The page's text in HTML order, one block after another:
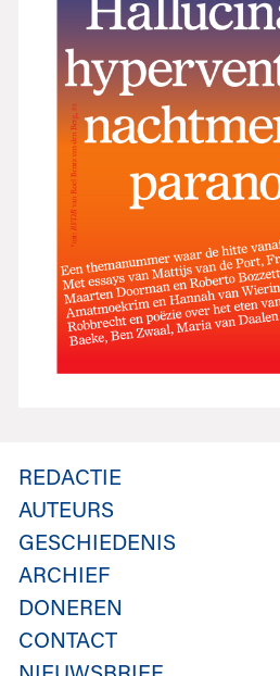
REDACTIE
AUTEURS
GESCHIEDENIS
ARCHIEF
DONEREN
CONTACT